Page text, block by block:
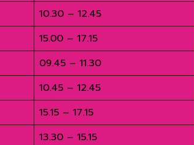
10.30 – 12.45
15.00 – 17.15
09.45 – 11.30
10.45 – 12.45
15.15 – 17.15
13.30 – 15.15